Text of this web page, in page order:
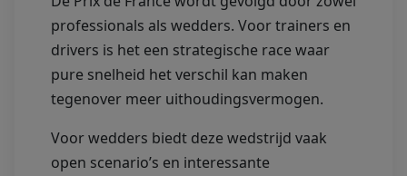
professionals als wedders. Voor trainers en
drivers is het een strategische race waar
pure snelheid het verschil kan maken
tegenover meer uithoudingsvermogen.
Voor wedders biedt deze wedstrijd vaak
open scenario’s en interessante